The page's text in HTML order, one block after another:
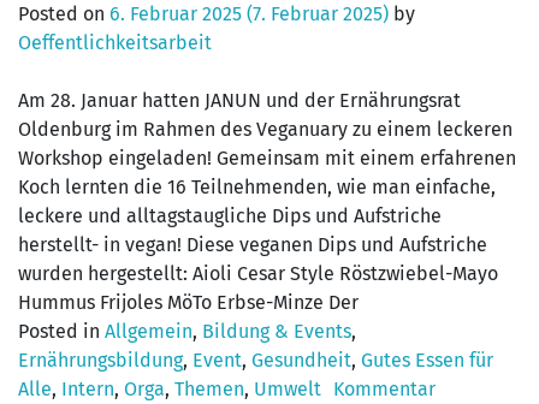
Posted on 6. Februar 2025 (7. Februar 2025) by
Oeffentlichkeitsarbeit
Am 28. Januar hatten JANUN und der Ernährungsrat
Oldenburg im Rahmen des Veganuary zu einem leckeren
Workshop eingeladen! Gemeinsam mit einem erfahrenen
Koch lernten die 16 Teilnehmenden, wie man einfache,
leckere und alltagstaugliche Dips und Aufstriche
herstellt- in vegan! Diese veganen Dips und Aufstriche
wurden hergestellt: Aioli Cesar Style Röstzwiebel-Mayo
Hummus Frijoles MöTo Erbse-Minze Der
Posted in Allgemein, Bildung & Events,
Ernährungsbildung, Event, Gesundheit, Gutes Essen für
Alle, Intern, Orga, Themen, Umwelt Kommentar